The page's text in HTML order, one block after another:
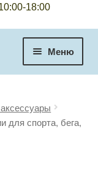
18:00
Меню
для спорта, бега,